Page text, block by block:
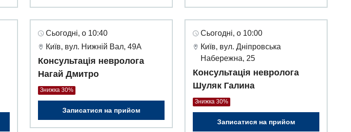
Сьогодні, о 10:40
Київ, вул. Нижній Вал, 49А
Консультація невролога
Нагай Дмитро
Знижка 30%
Записатися на прийом
Сьогодні, о 10:00
Київ, вул. Дніпровська
Набережна, 25
Консультація невролога
Шуляк Галина
Знижка 30%
Записатися на прийом